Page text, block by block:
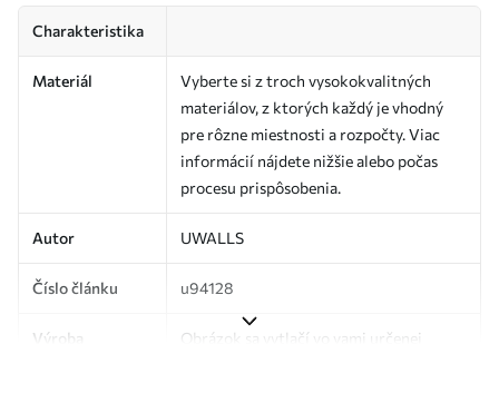
Charakteristika
Materiál
Vyberte si z troch vysokokvalitných
materiálov, z ktorých každý je vhodný
pre rôzne miestnosti a rozpočty. Viac
informácií nájdete nižšie alebo počas
procesu prispôsobenia.
Autor UWALLS
Číslo článku u94128
Výroba
Obrázok sa vytlačí vo vami určenej